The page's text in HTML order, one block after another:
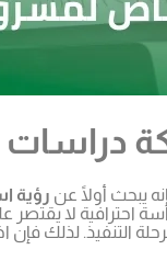
يبحث أولًا عن رؤية
احترافية لا
التنفيذ. لذلك فإن